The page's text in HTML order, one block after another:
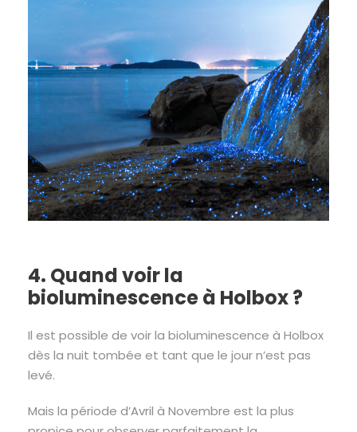
4. Quand voir la
bioluminescence à Holbox ?
Il est possible de voir la bioluminescence à Holbox
dès la nuit tombée et tant que le jour n’est pas
levé.
Mais la période d’Avril à Novembre est la plus